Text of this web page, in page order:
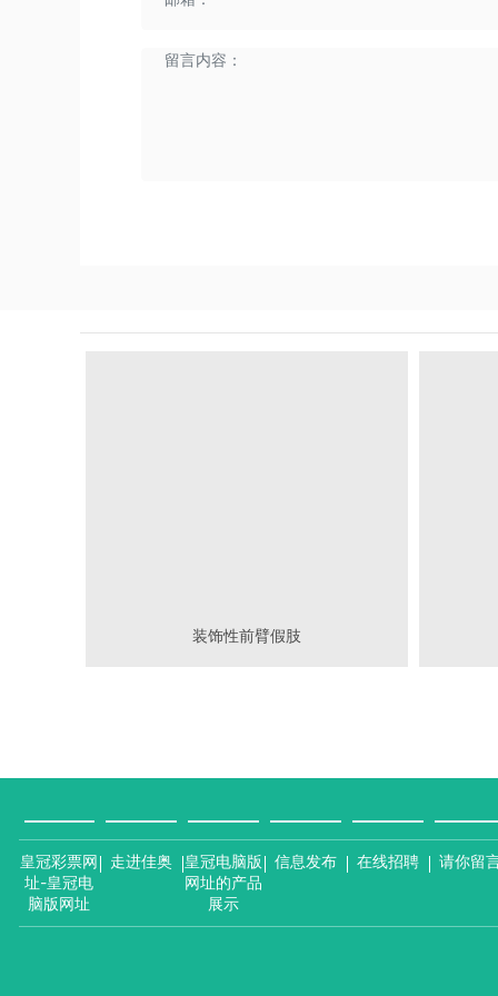
装饰性前臂假肢
皇冠彩票网
址-皇冠电
脑版网址
走进佳奥
皇冠电脑版
网址的产品
展示
信息发布 在线招聘 请你留